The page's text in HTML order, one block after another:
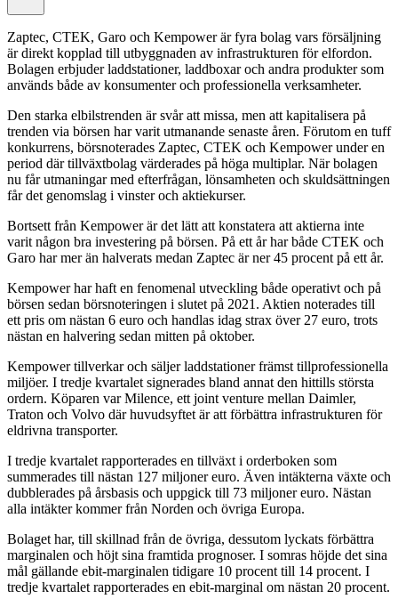
Zaptec, CTEK, Garo och Kempower är fyra bolag vars försäljning
är direkt kopplad till utbyggnaden av infrastrukturen för elfordon.
Bolagen erbjuder laddstationer, laddboxar och andra produkter som
används både av konsumenter och professionella verksamheter.
Den starka elbilstrenden är svår att missa, men att kapitalisera på
trenden via börsen har varit utmanande senaste åren. Förutom en tuff
konkurrens, börsnoterades Zaptec, CTEK och Kempower under en
period där tillväxtbolag värderades på höga multiplar. När bolagen
nu får utmaningar med efterfrågan, lönsamheten och skuldsättningen
får det genomslag i vinster och aktiekurser.
Bortsett från Kempower är det lätt att konstatera att aktierna inte
varit någon bra investering på börsen. På ett år har både CTEK och
Garo har mer än halverats medan Zaptec är ner 45 procent på ett år.
Kempower har haft en fenomenal utveckling både operativt och på
börsen sedan börsnoteringen i slutet på 2021. Aktien noterades till
ett pris om nästan 6 euro och handlas idag strax över 27 euro, trots
nästan en halvering sedan mitten på oktober.
Kempower tillverkar och säljer laddstationer främst tillprofessionella
miljöer. I tredje kvartalet signerades bland annat den hittills största
ordern. Köparen var Milence, ett joint venture mellan Daimler,
Traton och Volvo där huvudsyftet är att förbättra infrastrukturen för
eldrivna transporter.
I tredje kvartalet rapporterades en tillväxt i orderboken som
summerades till nästan 127 miljoner euro. Även intäkterna växte och
dubblerades på årsbasis och uppgick till 73 miljoner euro. Nästan
alla intäkter kommer från Norden och övriga Europa.
Bolaget har, till skillnad från de övriga, dessutom lyckats förbättra
marginalen och höjt sina framtida prognoser. I somras höjde det sina
mål gällande ebit-marginalen tidigare 10 procent till 14 procent. I
tredje kvartalet rapporterades en ebit-marginal om nästan 20 procent.